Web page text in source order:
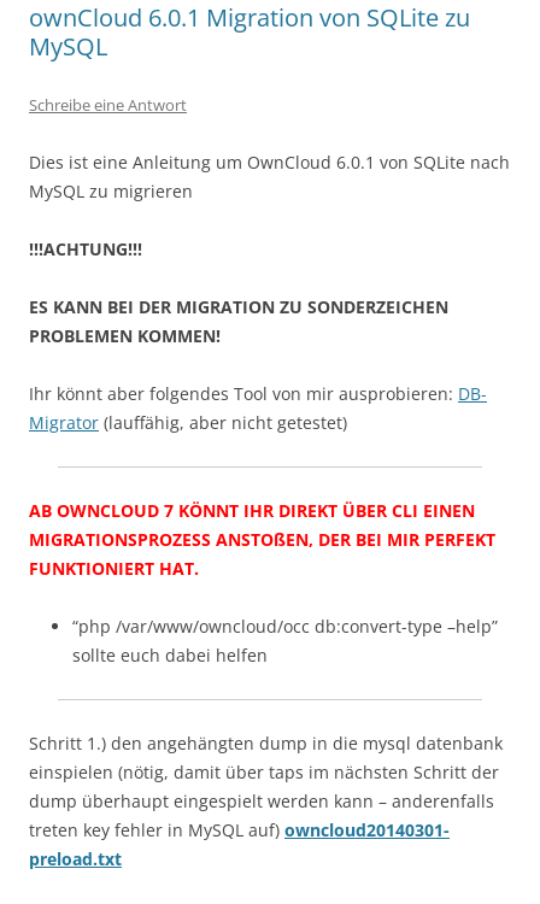
ownCloud 6.0.1 Migration von SQLite zu
MySQL
Schreibe eine Antwort
Dies ist eine Anleitung um OwnCloud 6.0.1 von SQLite nach
MySQL zu migrieren
!!!ACHTUNG!!!
ES KANN BEI DER MIGRATION ZU SONDERZEICHEN
PROBLEMEN KOMMEN!
Ihr könnt aber folgendes Tool von mir ausprobieren: DB-
Migrator (lauffähig, aber nicht getestet)
AB OWNCLOUD 7 KÖNNT IHR DIREKT ÜBER CLI EINEN
MIGRATIONSPROZESS ANSTOßEN, DER BEI MIR PERFEKT
FUNKTIONIERT HAT.
“php /var/www/owncloud/occ db:convert-type –help”
sollte euch dabei helfen
Schritt 1.) den angehängten dump in die mysql datenbank
einspielen (nötig, damit über taps im nächsten Schritt der
dump überhaupt eingespielt werden kann – anderenfalls
treten key fehler in MySQL auf) owncloud20140301-
preload.txt